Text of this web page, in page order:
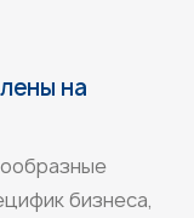
на
бизнеса,